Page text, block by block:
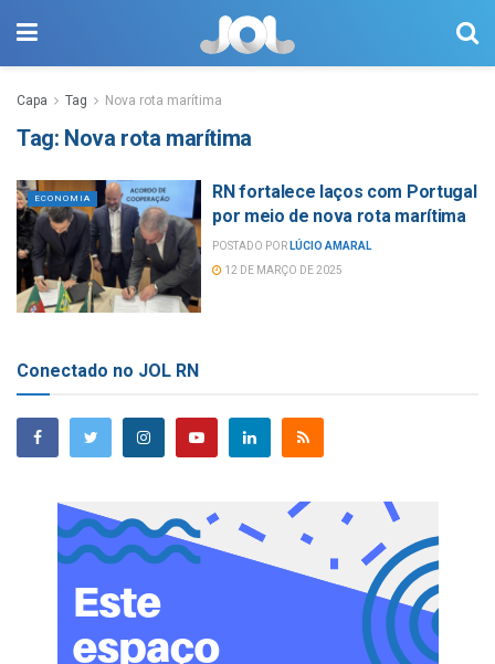
Capa Tag Nova rota marítima
Tag: Nova rota marítima
ECONOMIA
RN fortalece laços com Portugal
por meio de nova rota marítima
POSTADO POR LÚCIO AMARAL
12 DE MARÇO DE 2025
Conectado no JOL RN